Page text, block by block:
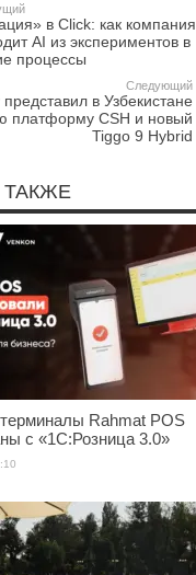
в Click: как компания
AI из экспериментов в
процессы
Следующий
в Узбекистане
платформу CSH и новый
Tiggo 9 Hybrid
ТАКЖЕ
Rahmat POS
с «1С:Розница 3.0»